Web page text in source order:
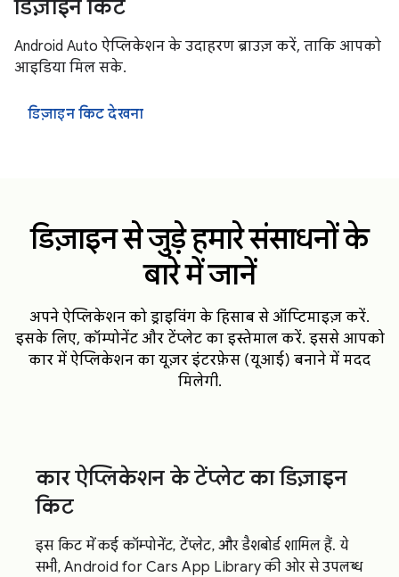
डिज़ाइन किट
Android Auto ऐप्लिकेशन के उदाहरण ब्राउज़ करें, ताकि आपको
आइडिया मिल सके.
डिज़ाइन किट देखना
डिज़ाइन से जुड़े हमारे संसाधनों के
बारे में जानें
अपने ऐप्लिकेशन को ड्राइविंग के हिसाब से ऑप्टिमाइज़ करें.
इसके लिए, कॉम्पोनेंट और टेंप्लेट का इस्तेमाल करें. इससे आपको
कार में ऐप्लिकेशन का यूज़र इंटरफ़ेस (यूआई) बनाने में मदद
मिलेगी.
कार ऐप्लिकेशन के टेंप्लेट का डिज़ाइन
किट
इस किट में कई कॉम्पोनेंट, टेंप्लेट, और डैशबोर्ड शामिल हैं. ये
सभी, Android for Cars App Library की ओर से उपलब्ध